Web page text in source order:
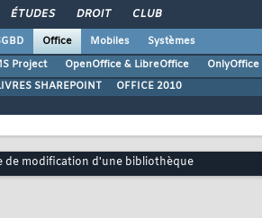
ÉTUDES DROIT CLUB
Office Mobiles
Systèmes
Project OpenOffice & LibreOffice
OnlyOffice
SHAREPOINT OFFICE 2010
de modification d'une bibliothèque